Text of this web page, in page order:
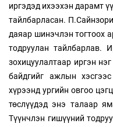
иргэдэд ихээхэн дарамт
тайлбарласан.
даяар шинэчлэн тогтоох
тодруулан тайлбарлав.
зохицуулалтаар иргэн
байдгийг ажлын
хүрээнд ургийн овгоо
төслүүдэд энэ талаар
Түүнчлэн гишүүний